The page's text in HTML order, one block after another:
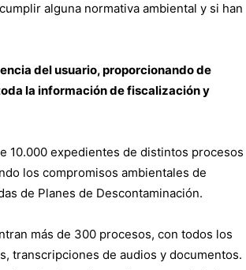
alguna normativa ambiental y si han
del usuario, proporcionando de
la información de fiscalización y
10.000 expedientes de distintos procesos
los compromisos ambientales de
de Planes de Descontaminación.
más de 300 procesos, con todos los
transcripciones de audios y documentos.